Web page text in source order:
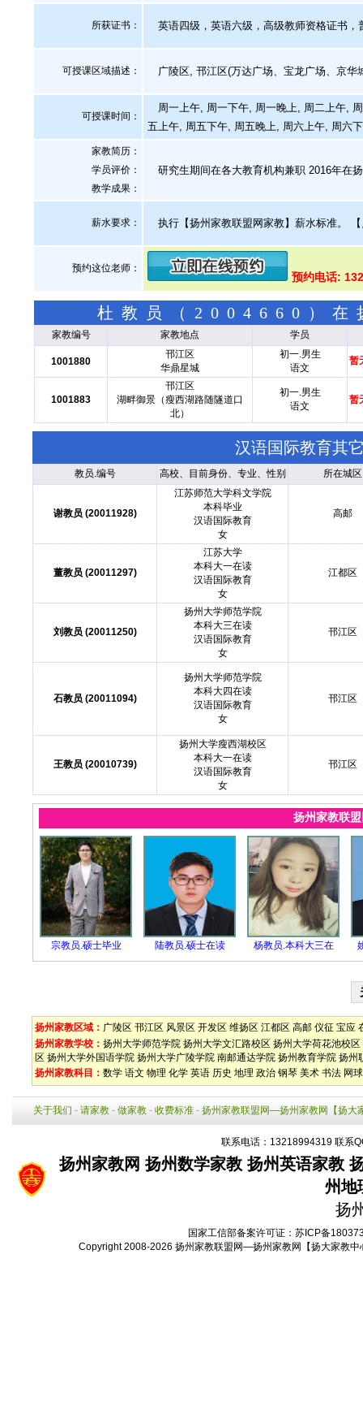
所获证书 ： 英语四级，英语六级，高级教师资格证书，
可授课区域描述： 广陵区, 邗江区(万达广场、宝龙广场、京华
可授课时间：
周一上午, 周一下午, 周一晚上, 周二上午,
五上午, 周五下午, 周五晚上, 周六上午, 周六
家教简历：
学员评价：
教学成果：
研究生期间在各大教育机构兼职 2016年在
薪水要求： 执行【扬州家教联盟网家教】薪水标准。 【
预约这位老师：
预约电话:
杜教员（2004660）在
家教编号 家教地点 学员
1001880
邗江区
华鼎星城
初一.男生
语文
暂
1001883
邗江区
湖畔御景（瘦西湖路随隧道口
北）
初一.男生
语文
暂
汉语国际教育其
教员.编号 高校、目前身份、专业、性别 所在城区
谢教员 (20011928)
江苏师范大学科文学院
本科毕业
汉语国际教育
女
高邮
董教员 (20011297)
江苏大学
本科大一在读
汉语国际教育
女
江都区
刘教员 (20011250)
扬州大学师范学院
本科大三在读
汉语国际教育
女
邗江区
石教员 (20011094)
扬州大学师范学院
本科大四在读
汉语国际教育
女
邗江区
王教员 (20010739)
扬州大学瘦西湖校区
本科大一在读
汉语国际教育
女
邗江区
扬州家教联
宗教员.硕士毕业 陆教员.硕士在读 杨教员.本科大三在
扬州家教区域： 广陵区 邗江区 风景区 开发区 维扬区 江都区 高邮 仪征 宝应
扬州家教学校： 扬州大学师范学院 扬州大学文汇路校区 扬州大学荷花池校区
区 扬州大学外国语学院 扬州大学广陵学院 南邮通达学院 扬州教育学院 扬州
扬州家教科目： 数学 语文 物理 化学 英语 历史 地理 政治 钢琴 美术 书法 网球
关于我们 - 请家教 - 做家教 - 收费标准 - 扬州家教联盟网—扬州家教网【扬大
联系电话：13218994319 联系
扬州家教网 扬州数学家教 扬州英语家教
州地
扬
国家工信部备案许可证： 苏ICP备
Copyright 2008-2026 扬州家教联盟网—扬州家教网【扬大家教